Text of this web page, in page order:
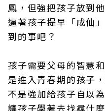
鳳，但強把孩子放到
逼著孩子提早「成仙
到的事吧？
孩子需要父母的智慧
是進入青春期的孩子
不是強加給孩子自以
讓孩子學著去找尋什